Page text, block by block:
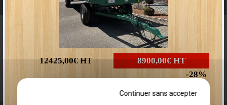
12425,00€HT 8900,00€HT
28
disponibles
Continuer sans accepter